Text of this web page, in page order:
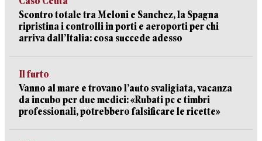
Scontro totale tra Meloni e Sanchez, la Spagna
ripristina i controlli in porti e aeroporti per chi
arriva dall’Italia: cosa succede adesso
Il furto
Vanno al mare e trovano l’auto svaligiata, vacanza
da incubo per due medici: «Rubati pc e timbri
professionali, potrebbero falsificare le ricette»